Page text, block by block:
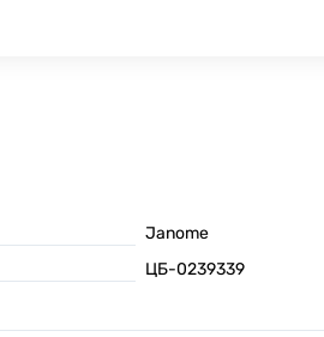
Janome
ЦБ-0239339